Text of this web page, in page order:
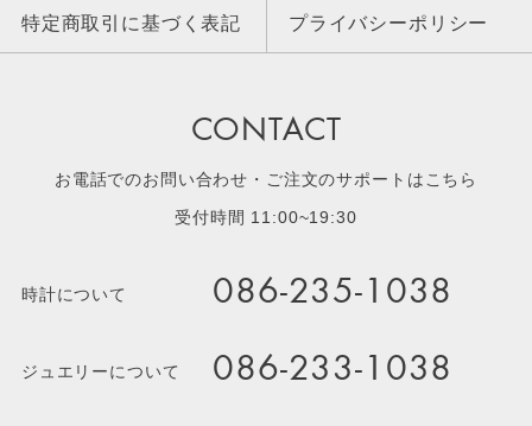
特定商取引に基づく表記 プライバシーポリシー
CONTACT
お電話でのお問い合わせ・ご注文のサポートはこちら
受付時間 11:00~19:30
時計について 086-235-1038
ジュエリーについて 086-233-1038